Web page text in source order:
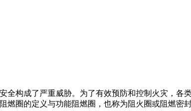
构成了严重威胁。为了有效预防和控制火灾，各
圈的定义与功能阻燃圈，也称为阻火圈或阻燃密